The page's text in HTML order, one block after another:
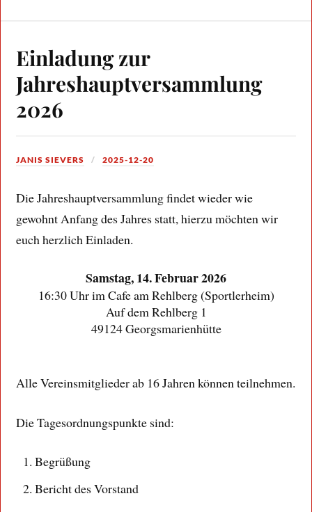
Einladung zur
Jahreshauptversammlung
2026
JANIS SIEVERS 2025-12-20
Die Jahreshauptversammlung findet wieder wie
gewohnt Anfang des Jahres statt, hierzu möchten wir
euch herzlich Einladen.
Samstag, 14. Februar 2026
16:30 Uhr im Cafe am Rehlberg (Sportlerheim)
Auf dem Rehlberg 1
49124 Georgsmarienhütte
Alle Vereinsmitglieder ab 16 Jahren können teilnehmen.
Die Tagesordnungspunkte sind:
Begrüßung
Bericht des Vorstand